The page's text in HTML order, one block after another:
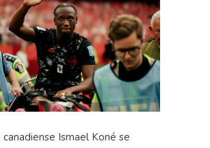
Ismael Koné se